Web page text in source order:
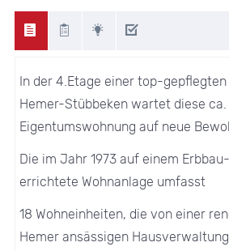
In der 4.Etage einer top-
Hemer-Stübbeken wartet diese ca.
Eigentumswohnung auf neue
Die im Jahr 1973 auf einem
errichtete Wohnanlage umfasst
18 Wohneinheiten, die von einer
Hemer ansässigen